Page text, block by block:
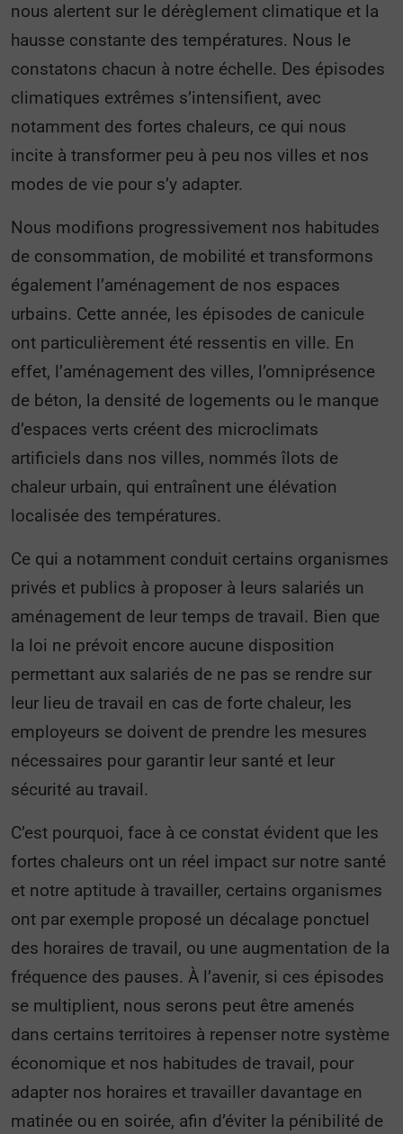
nous alertent sur le dérèglement climatique et la
hausse constante des températures. Nous le
constatons chacun à notre échelle. Des épisodes
climatiques extrêmes s’intensifient, avec
notamment des fortes chaleurs, ce qui nous
incite à transformer peu à peu nos villes et nos
modes de vie pour s’y adapter.
Nous modifions progressivement nos habitudes
de consommation, de mobilité et transformons
également l’aménagement de nos espaces
urbains. Cette année, les épisodes de canicule
ont particulièrement été ressentis en ville. En
effet, l’aménagement des villes, l’omniprésence
de béton, la densité de logements ou le manque
d’espaces verts créent des microclimats
artificiels dans nos villes, nommés îlots de
chaleur urbain, qui entraînent une élévation
localisée des températures.
Ce qui a notamment conduit certains organismes
privés et publics à proposer à leurs salariés un
aménagement de leur temps de travail. Bien que
la loi ne prévoit encore aucune disposition
permettant aux salariés de ne pas se rendre sur
leur lieu de travail en cas de forte chaleur, les
employeurs se doivent de prendre les mesures
nécessaires pour garantir leur santé et leur
sécurité au travail.
C’est pourquoi, face à ce constat évident que les
fortes chaleurs ont un réel impact sur notre santé
et notre aptitude à travailler, certains organismes
ont par exemple proposé un décalage ponctuel
des horaires de travail, ou une augmentation de la
fréquence des pauses. À l’avenir, si ces épisodes
se multiplient, nous serons peut être amenés
dans certains territoires à repenser notre système
économique et nos habitudes de travail, pour
adapter nos horaires et travailler davantage en
matinée ou en soirée, afin d’éviter la pénibilité de